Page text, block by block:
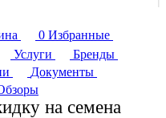
0 Избранные
Услуги
Бренды
Документы
на семена